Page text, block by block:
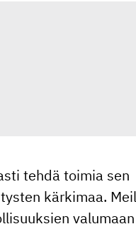
tehdä toimia sen
kärkimaa.